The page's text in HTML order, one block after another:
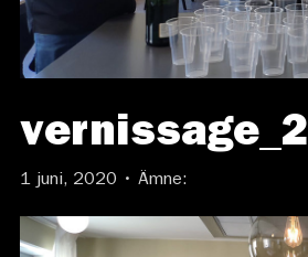
vernissage_2
1 juni, 2020 • Ämne: